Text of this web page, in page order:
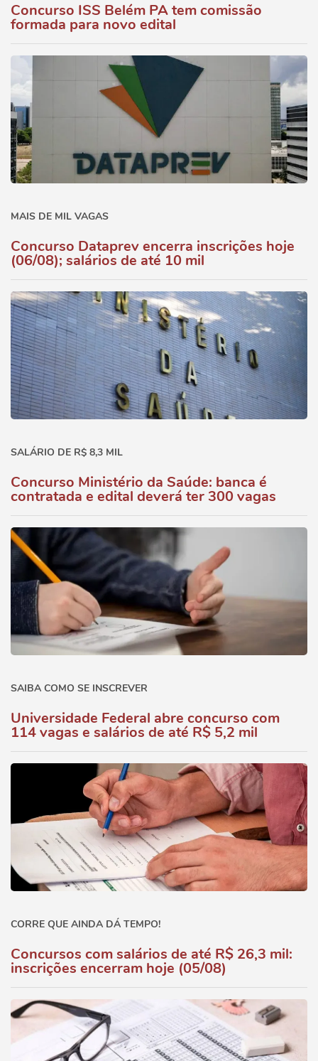
Concurso ISS Belém PA tem comissão
formada para novo edital
MAIS DE MIL VAGAS
Concurso Dataprev encerra inscrições hoje
(06/08); salários de até 10 mil
SALÁRIO DE R$ 8,3 MIL
Concurso Ministério da Saúde: banca é
contratada e edital deverá ter 300 vagas
SAIBA COMO SE INSCREVER
Universidade Federal abre concurso com
114 vagas e salários de até R$ 5,2 mil
CORRE QUE AINDA DÁ TEMPO!
Concursos com salários de até R$ 26,3 mil:
inscrições encerram hoje (05/08)